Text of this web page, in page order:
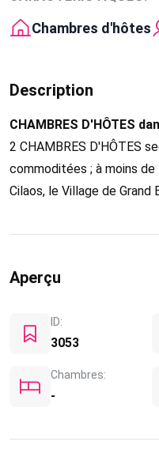
Chambres d'hôtes
Description
CHAMBRES D'HÔTES
2 CHAMBRES D'HÔTES
commoditées ; à moins de
Cilaos, le Village de Grand
Aperçu
ID:
3053
Chambres:
-